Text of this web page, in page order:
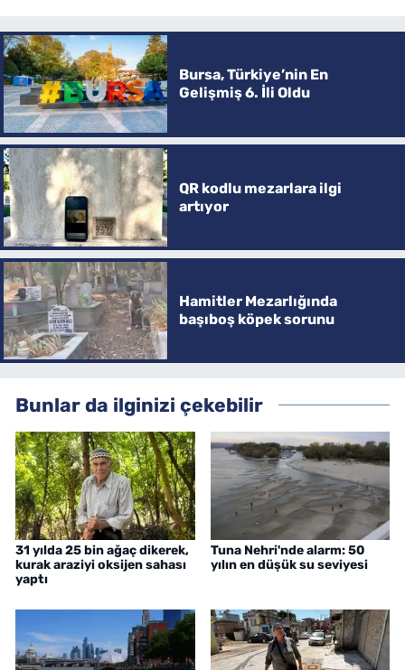
Bursa, Türkiye’nin En
Gelişmiş 6. İli Oldu
QR kodlu mezarlara ilgi
artıyor
Hamitler Mezarlığında
başıboş köpek sorunu
Bunlar da ilginizi çekebilir
31 yılda 25 bin ağaç dikerek,
kurak araziyi oksijen sahası
yaptı
Tuna Nehri'nde alarm: 50
yılın en düşük su seviyesi